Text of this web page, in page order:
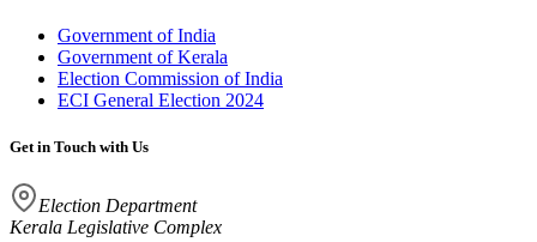
Government of India
Government of Kerala
Election Commission of India
ECI General Election 2024
Get in Touch with Us
Election Department
Kerala Legislative Complex